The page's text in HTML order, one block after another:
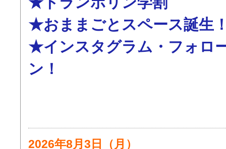
★おままごとスペース誕生
★インスタグラム・フォロ
ン！
2026年8月3日（月）